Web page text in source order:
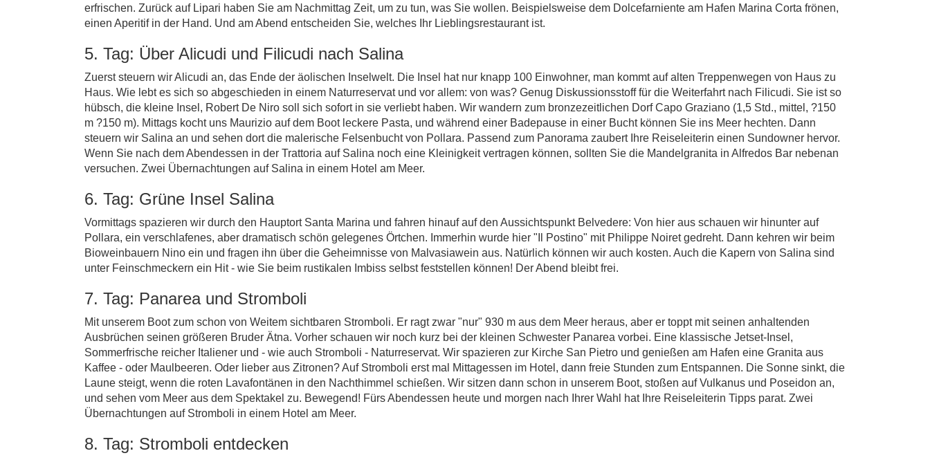
erfrischen. Zurück auf Lipari haben Sie am Nachmittag Zeit, um zu tun, was Sie wollen. Beispielsweise dem Dolcefarniente am Hafen Marina Corta frönen,
einen Aperitif in der Hand. Und am Abend entscheiden Sie, welches Ihr Lieblingsrestaurant ist.
5. Tag: Über Alicudi und Filicudi nach Salina
Zuerst steuern wir Alicudi an, das Ende der äolischen Inselwelt. Die Insel hat nur knapp 100 Einwohner, man kommt auf alten Treppenwegen von Haus zu
Haus. Wie lebt es sich so abgeschieden in einem Naturreservat und vor allem: von was? Genug Diskussionsstoff für die Weiterfahrt nach Filicudi. Sie ist so
hübsch, die kleine Insel, Robert De Niro soll sich sofort in sie verliebt haben. Wir wandern zum bronzezeitlichen Dorf Capo Graziano (1,5 Std., mittel, ?150
m ?150 m). Mittags kocht uns Maurizio auf dem Boot leckere Pasta, und während einer Badepause in einer Bucht können Sie ins Meer hechten. Dann
steuern wir Salina an und sehen dort die malerische Felsenbucht von Pollara. Passend zum Panorama zaubert Ihre Reiseleiterin einen Sundowner hervor.
Wenn Sie nach dem Abendessen in der Trattoria auf Salina noch eine Kleinigkeit vertragen können, sollten Sie die Mandelgranita in Alfredos Bar nebenan
versuchen. Zwei Übernachtungen auf Salina in einem Hotel am Meer.
6. Tag: Grüne Insel Salina
Vormittags spazieren wir durch den Hauptort Santa Marina und fahren hinauf auf den Aussichtspunkt Belvedere: Von hier aus schauen wir hinunter auf
Pollara, ein verschlafenes, aber dramatisch schön gelegenes Örtchen. Immerhin wurde hier "Il Postino" mit Philippe Noiret gedreht. Dann kehren wir beim
Bioweinbauern Nino ein und fragen ihn über die Geheimnisse von Malvasiawein aus. Natürlich können wir auch kosten. Auch die Kapern von Salina sind
unter Feinschmeckern ein Hit - wie Sie beim rustikalen Imbiss selbst feststellen können! Der Abend bleibt frei.
7. Tag: Panarea und Stromboli
Mit unserem Boot zum schon von Weitem sichtbaren Stromboli. Er ragt zwar "nur" 930 m aus dem Meer heraus, aber er toppt mit seinen anhaltenden
Ausbrüchen seinen größeren Bruder Ätna. Vorher schauen wir noch kurz bei der kleinen Schwester Panarea vorbei. Eine klassische Jetset-Insel,
Sommerfrische reicher Italiener und - wie auch Stromboli - Naturreservat. Wir spazieren zur Kirche San Pietro und genießen am Hafen eine Granita aus
Kaffee - oder Maulbeeren. Oder lieber aus Zitronen? Auf Stromboli erst mal Mittagessen im Hotel, dann freie Stunden zum Entspannen. Die Sonne sinkt, die
Laune steigt, wenn die roten Lavafontänen in den Nachthimmel schießen. Wir sitzen dann schon in unserem Boot, stoßen auf Vulkanus und Poseidon an,
und sehen vom Meer aus dem Spektakel zu. Bewegend! Fürs Abendessen heute und morgen nach Ihrer Wahl hat Ihre Reiseleiterin Tipps parat. Zwei
Übernachtungen auf Stromboli in einem Hotel am Meer.
8. Tag: Stromboli entdecken